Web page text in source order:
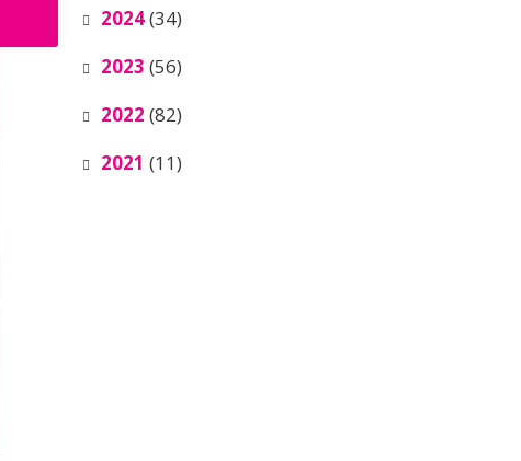
2024(34)
2023 (56)
2022 (82)
2021 (11)